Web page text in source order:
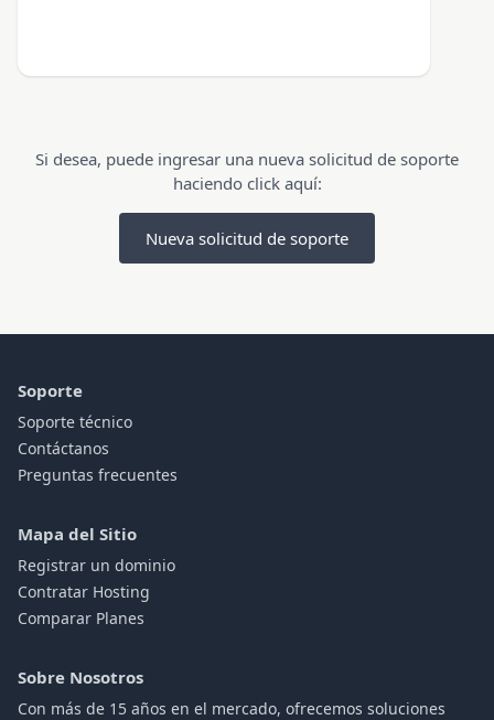
Si desea, puede ingresar una nueva solicitud de soporte
haciendo click aquí:
Nueva solicitud de soporte
Soporte
Soporte técnico
Contáctanos
Preguntas frecuentes
Mapa del Sitio
Registrar un dominio
Contratar Hosting
Comparar Planes
Sobre Nosotros
Con más de 15 años en el mercado, ofrecemos soluciones